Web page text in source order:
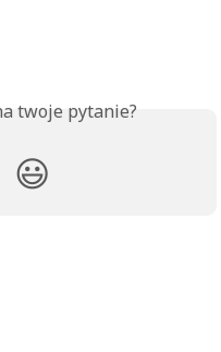
twoje pytanie?
😃